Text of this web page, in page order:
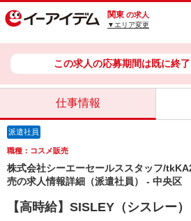
関東 の求人
▼エリア変更
この求人の応募期間は既に終了
仕事情報
派遣社員
職種：コスメ販売
株式会社シーエーセールススタッフ/
売の求人情報詳細（派遣社員） - 中央区
【高時給】SISLEY（シスレー